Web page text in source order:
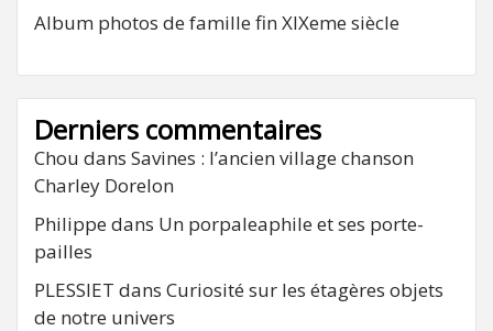
Album photos de famille fin XIXeme siècle
Derniers commentaires
Chou dans Savines : l’ancien village chanson
Charley Dorelon
Philippe dans Un porpaleaphile et ses porte-
pailles
PLESSIET dans Curiosité sur les étagères objets
de notre univers